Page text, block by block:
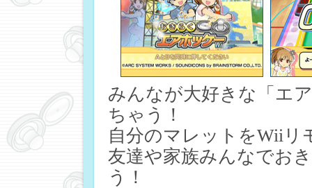
みんなが大好きな「エ
ちゃう！
自分のマレットをWiiリ
友達や家族みんなでお
う！